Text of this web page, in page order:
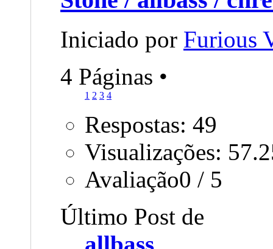
Iniciado por Furious
4 Páginas •
1 2 3 4
Respostas: 49
Visualizações:
Avaliação0 / 5
Último Post de